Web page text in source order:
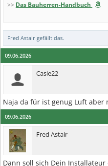
>> Das Bauherren-Handbuch
Fred Astair gefällt das.
09.06.2026
Casie22
Naja da für ist genug Luft aber
09.06.2026
Fred Astair
Dann soll sich Dein